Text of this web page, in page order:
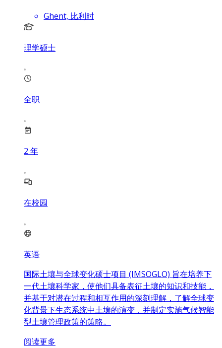
Ghent, 比利时
理学硕士
全职
2 年
在校园
英语
国际土壤与全球变化硕士项目 (IMSOGLO) 旨在培养下
一代土壤科学家，使他们具备表征土壤的知识和技能，
并基于对潜在过程和相互作用的深刻理解，了解全球变
化背景下生态系统中土壤的演变，并制定实施气候智能
型土壤管理政策的策略。
阅读更多